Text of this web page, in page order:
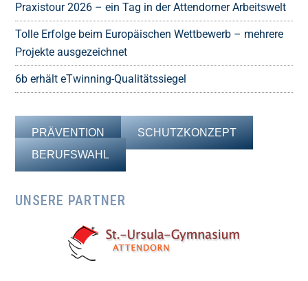
Praxistour 2026 – ein Tag in der Attendorner Arbeitswelt
Tolle Erfolge beim Europäischen Wettbewerb – mehrere
Projekte ausgezeichnet
6b erhält eTwinning-Qualitätssiegel
PRÄVENTION
SCHUTZKONZEPT
BERUFSWAHL
UNSERE PARTNER